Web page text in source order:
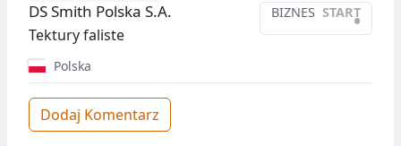
BIZNES START
•
DS Smith Polska S.A.
Tektury faliste
Polska
Dodaj Komentarz